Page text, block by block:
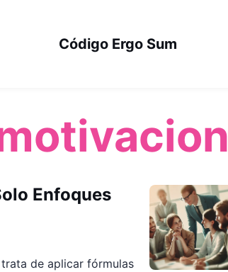
Código Ergo Sum
Enfoques
de aplicar fórmulas